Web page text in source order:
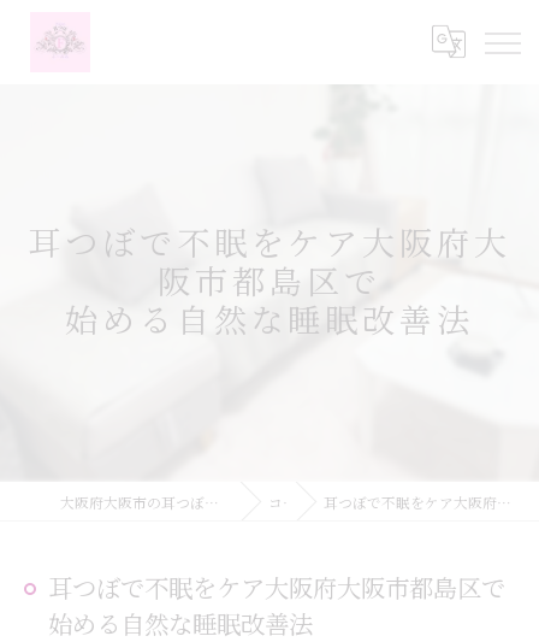
耳つぼで不眠をケア大阪府大
阪市都島区で
始める自然な睡眠改善法
大阪府大阪市の耳つぼなら耳つぼダイエットサロンふーみん コラム 耳つぼで不眠をケア大阪府大阪市都島区で始める自然な睡眠改善法
耳つぼで不眠をケア大阪府大阪市都島区で
始める自然な睡眠改善法